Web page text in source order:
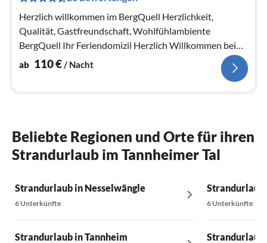
Herzlich willkommen im BergQuell Herzlichkeit,
Qualität, Gastfreundschaft, Wohlfühlambiente
BergQuell Ihr Feriendomizil Herzlich Willkommen bei
uns im BergQue...
ab 110€ / Nacht
Beliebte Regionen und Orte für ihren
Strandurlaub im Tannheimer Tal
Strandurlaub in Nesselwängle
6 Unterkünfte
Strandurlaub in Tannheim
Strandurlaub
6 Unterkünfte
Strandurlaub